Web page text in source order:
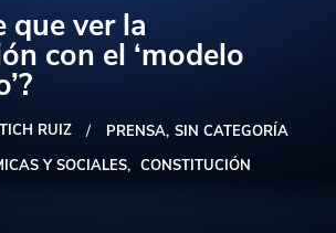
que ver la
con el ‘modelo
RUIZ PRENSA SIN CATEGORÍA
Y SOCIALES
CONSTITUCIÓN